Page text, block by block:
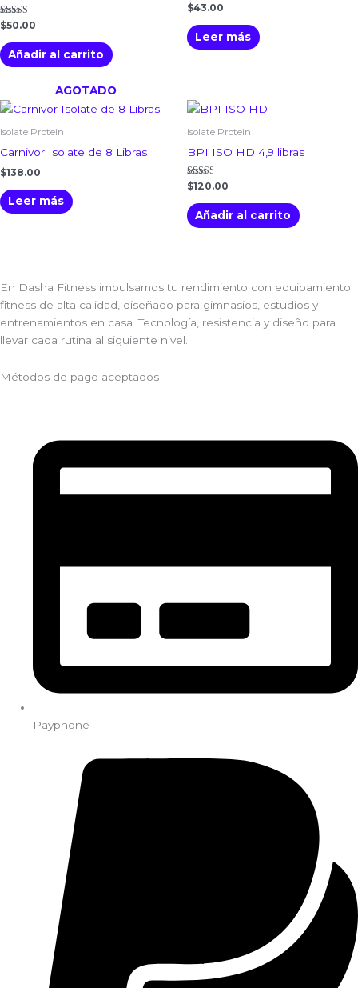
Valorado con
5.00
de 5
$50.00
Añadir al carrito
Valorado
con
2.00
de 5
$43.00
Leer más
AGOTADO
Isolate Protein
Carnivor Isolate de 8 Libras
$138.00
Leer más
Isolate Protein
BPI ISO HD 4,9 libras
Valorado
con
2.50
de 5
$120.00
Añadir al carrito
En Dasha Fitness impulsamos tu rendimiento con equipamiento
fitness de alta calidad, diseñado para gimnasios, estudios y
entrenamientos en casa. Tecnología, resistencia y diseño para
llevar cada rutina al siguiente nivel.
Métodos de pago aceptados
Payphone